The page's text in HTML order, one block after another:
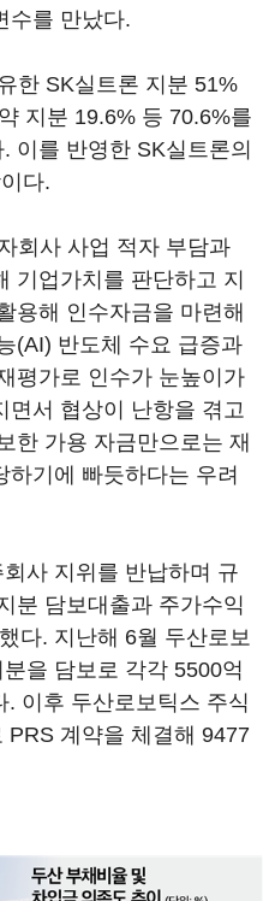
수를 만났다.
한 SK실트론 지분 51%
지분 19.6% 등 70.6%를
이를 반영한 SK실트론의
다.
회사 사업 적자 부담과
기업가치를 판단하고 지
용해 인수자금을 마련해
(AI) 반도체 수요 급증과
평가로 인수가 눈높이가
면서 협상이 난항을 겪고
한 가용 자금만으로는 재
기에 빠듯하다는 우려
사 지위를 반납하며 규
분 담보대출과 주가수익
다. 지난해 6월 두산로보
을 담보로 각각 5500억
이후 두산로보틱스 주식
PRS 계약을 체결해 9477